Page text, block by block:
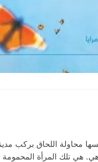
محاولة اللحاق بركب
هي تلك المرأة